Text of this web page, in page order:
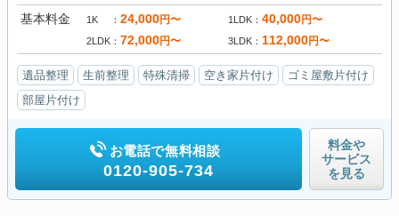
基本料金 1K 24,000円〜 1LDK 40,000円〜
2LDK 72,000円〜 3LDK 112,000円〜
遺品整理 生前整理 特殊清掃 空き家片付け
ゴミ屋敷片付け
部屋片付け
お電話で無料相談
0120-905-734
料金や
サービス
を見る